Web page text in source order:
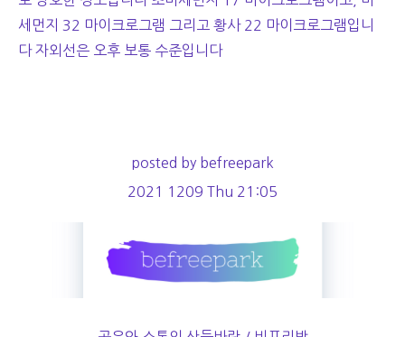
세먼지 32 마이크로그램 그리고 황사 22 마이크로그램입니
다 자외선은 오후 보통 수준입니다
posted by befreepark
2021 1209 Thu 21:05